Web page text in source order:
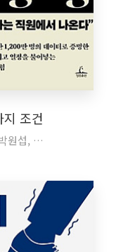
조건
원섭, …